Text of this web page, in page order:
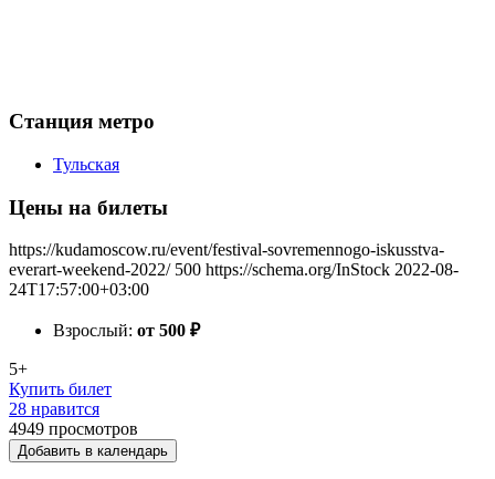
Станция метро
Тульская
Цены на билеты
https://kudamoscow.ru/event/festival-sovremennogo-iskusstva-
everart-weekend-2022/ 500 https://schema.org/InStock 2022-08-
24T17:57:00+03:00
Взрослый: от 500 ₽
5+
Купить билет
28 нравится
4949 просмотров
Добавить в календарь